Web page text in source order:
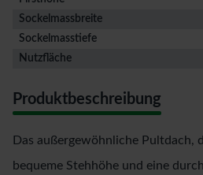
Sockelmassbreite
Sockelmasstiefe
Nutzfläche
Produktbeschreibung
Das außergewöhnliche Pultdach,
bequeme Stehhöhe und eine